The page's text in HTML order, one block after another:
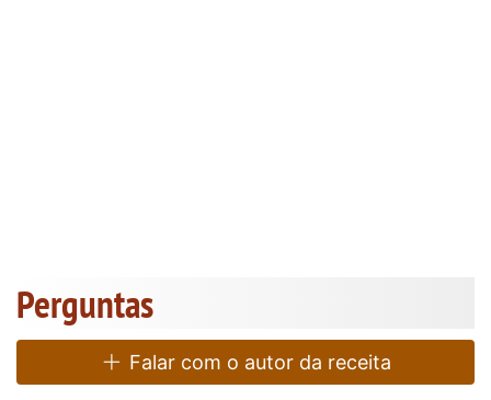
Perguntas
Falar com o autor da receita